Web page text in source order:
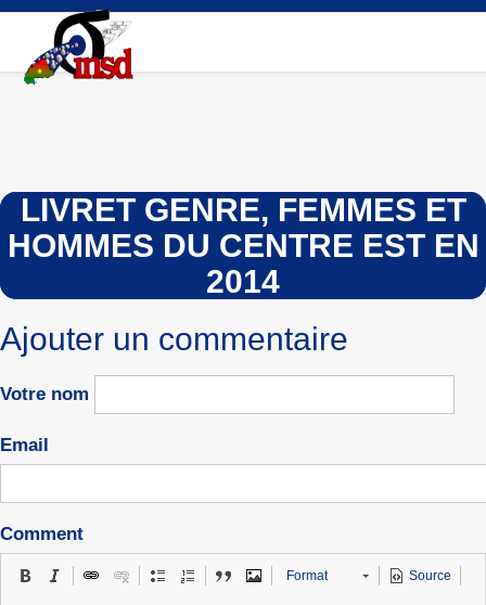
Aller
contenu
principal
LIVRET GENRE, FEMMES ET
HOMMES DU CENTRE EST EN
2014
Ajouter un commentaire
Votre nom
Email
Comment
Format Source